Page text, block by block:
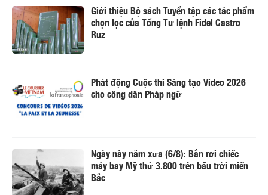
Giới thiệu Bộ sách Tuyển tập các tác phẩm
chọn lọc của Tổng Tư lệnh Fidel Castro
Ruz
Phát động Cuộc thi Sáng tạo Video 2026
cho công dân Pháp ngữ
Ngày này năm xưa (6/8): Bắn rơi chiếc
máy bay Mỹ thứ 3.800 trên bầu trời miền
Bắc